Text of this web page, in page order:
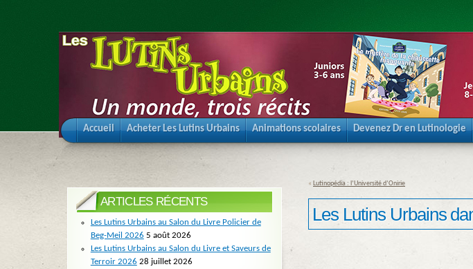
Accueil Acheter Les Lutins Urbains Animations scolaires Devenez Dr en Lutinologie
« Lutinopédia : l’Université d’Onirie
Les Lutins Urbains
ARTICLES RÉCENTS
Les Lutins Urbains au Salon du Livre Policier de
Beg-Meil 2026 5 août 2026
Les Lutins Urbains au Salon du Livre et Saveurs de
Terroir 2026 28 juillet 2026